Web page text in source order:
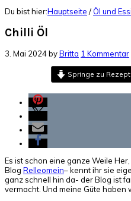
Du bist hier:Hauptseite / Öl und
Chilli Öl
3. Mai 2024byBritta 1 Kommentar
Springe zu Rezept
Es ist schon eine ganze Weile
Blog Relleomein– kennt ihr sie
ganz schnell hin da- der Blog ist
vermacht. Und meine Güte haben